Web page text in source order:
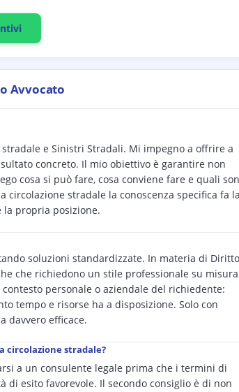
Avvocato
e Sinistri Stradali. Mi impegno a offrire a
concreto. Il mio obiettivo è garantire non
cosa si può fare, cosa conviene fare e quali
stradale la conoscenza specifica fa la
la propria posizione.
soluzioni standardizzate. In materia di Diritto
che richiedono un stile professionale su
personale o aziendale del richiedente:
tempo e risorse ha a disposizione. Solo con
davvero efficace.
circolazione stradale?
a un consulente legale prima che i termini di
esito favorevole. Il secondo consiglio è di non